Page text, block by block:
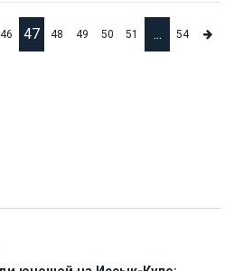
46 47 48 49 50 51 ... 54